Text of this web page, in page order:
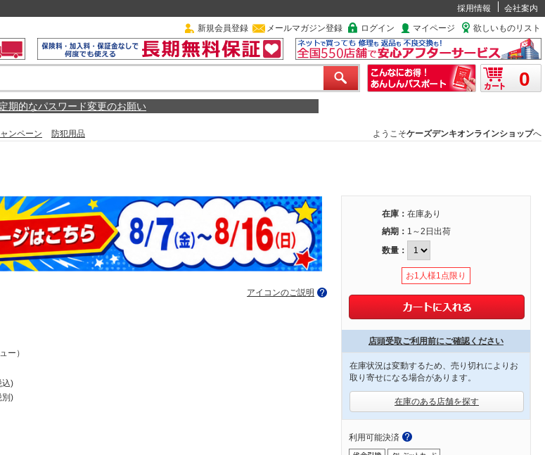
採用情報
会社案内
新規会員登録 メールマガジン登録 ログイン マイページ 欲しいものリスト
0
定期的なパスワード変更のお願い
ンペーン 防犯用品 ようこそケーズデンキオンラインショップへ
アイコンのご説明
ー）
込)
別)
在庫： 在庫あり
納期： 1～2日出荷
数量：
お1人様1点限り
店頭受取ご利用前にご確認ください
在庫状況は変動するため、売り切れによりお
取り寄せになる場合があります。
在庫のある店舗を探す
利用可能決済